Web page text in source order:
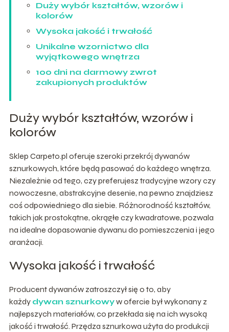
Duży wybór kształtów, wzorów i
kolorów
Wysoka jakość i trwałość
Unikalne wzornictwo dla
wyjątkowego wnętrza
100 dni na darmowy zwrot
zakupionych produktów
Duży wybór kształtów, wzorów i
kolorów
Sklep Carpeto.pl oferuje szeroki przekrój dywanów
sznurkowych, które będą pasować do każdego wnętrza.
Niezależnie od tego, czy preferujesz tradycyjne wzory czy
nowoczesne, abstrakcyjne desenie, na pewno znajdziesz
coś odpowiedniego dla siebie. Różnorodność kształtów,
takich jak prostokątne, okrągłe czy kwadratowe, pozwala
na idealne dopasowanie dywanu do pomieszczenia i jego
aranżacji.
Wysoka jakość i trwałość
Producent dywanów zatroszczył się o to, aby
każdy dywan sznurkowyw ofercie był wykonany z
najlepszych materiałów, co przekłada się na ich wysoką
jakość i trwałość. Przędza sznurkowa użyta do produkcji